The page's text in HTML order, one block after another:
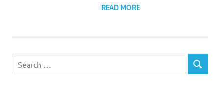
READ MORE
for:
SEARCH